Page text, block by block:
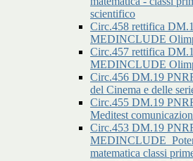
scientifico
Circ.458 rettifica
MEDINCLUDE
Circ.457 rettifica
MEDINCLUDE
Circ.456 DM.19
del Cinema e delle
Circ.455 DM.19
Meditest
Circ.453 DM.19
matematica classi